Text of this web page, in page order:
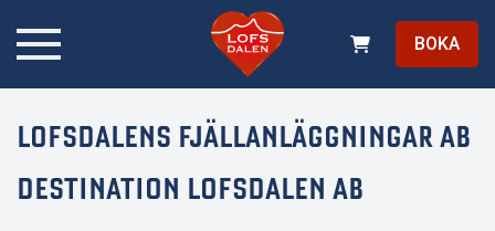
BOKA
LOFSDALENS FJÄLLANLÄGGNINGAR AB
DESTINATION LOFSDALEN AB